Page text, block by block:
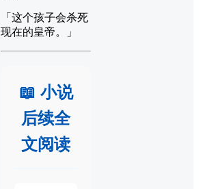
「这个孩子会杀死
现在的皇帝。」
📖 小说
后续全
文阅读